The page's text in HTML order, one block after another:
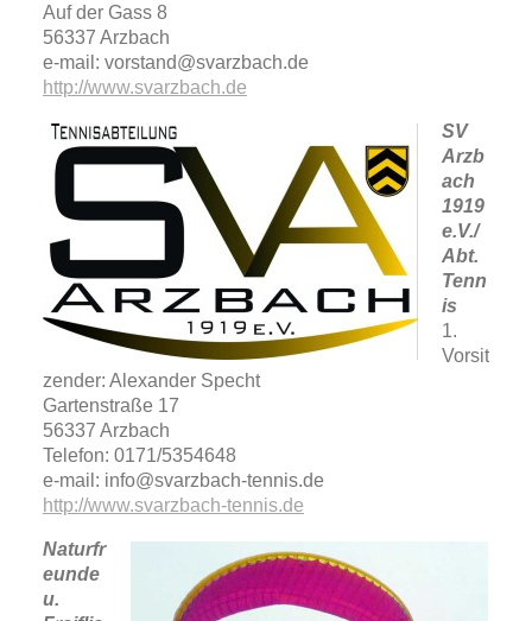
Auf der Gass 8
56337 Arzbach
e-mail: vorstand@svarzbach.de
http://www.svarzbach.de
SV
Arzb
ach
1919
e.V./
Abt.
Tenn
is
1.
Vorsit
zender: Alexander Specht
Gartenstraße 17
56337 Arzbach
Telefon: 0171/5354648
e-mail: info@svarzbach-tennis.de
http://www.svarzbach-tennis.de
Naturfr
eunde
u.